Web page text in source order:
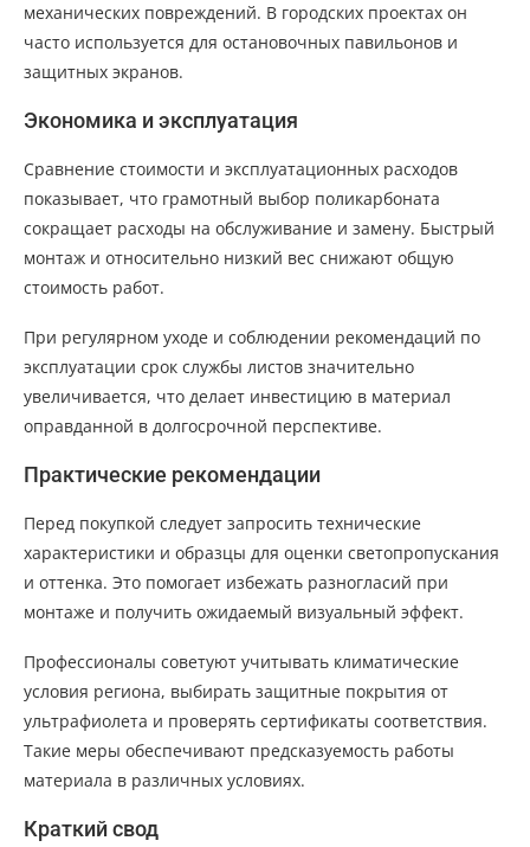
механических повреждений. В городских проектах он
часто используется для остановочных павильонов и
защитных экранов.
Экономика и эксплуатация
Сравнение стоимости и эксплуатационных расходов
показывает, что грамотный выбор поликарбоната
сокращает расходы на обслуживание и замену. Быстрый
монтаж и относительно низкий вес снижают общую
стоимость работ.
При регулярном уходе и соблюдении рекомендаций по
эксплуатации срок службы листов значительно
увеличивается, что делает инвестицию в материал
оправданной в долгосрочной перспективе.
Практические рекомендации
Перед покупкой следует запросить технические
характеристики и образцы для оценки светопропускания
и оттенка. Это помогает избежать разногласий при
монтаже и получить ожидаемый визуальный эффект.
Профессионалы советуют учитывать климатические
условия региона, выбирать защитные покрытия от
ультрафиолета и проверять сертификаты соответствия.
Такие меры обеспечивают предсказуемость работы
материала в различных условиях.
Краткий свод